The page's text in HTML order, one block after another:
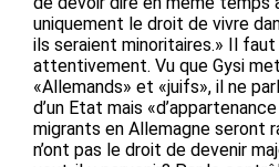
uniquement le droit de vivre
ils seraient minoritaires.» Il
attentivement. Vu que Gysi
«Allemands» et «juifs», il ne
d’un Etat mais
migrants en Allemagne seront
n’ont pas le droit de devenir